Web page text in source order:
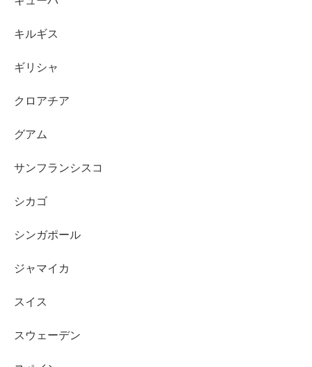
キルギス
ギリシャ
クロアチア
グアム
サンフランシスコ
シカゴ
シンガポール
ジャマイカ
スイス
スウェーデン